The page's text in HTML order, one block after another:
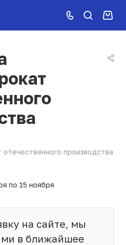
производства
по 15 ноября
на сайте, мы
в ближайшее